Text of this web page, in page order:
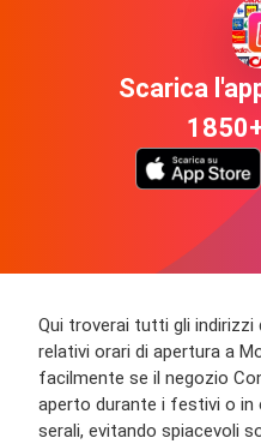
Scarica
Qui troverai tutti gli indirizzi
relativi orari di apertura a
facilmente se il negozio
aperto durante i festivi o in
serali, evitando spiacevoli